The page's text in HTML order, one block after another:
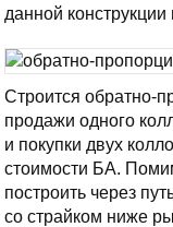
данной
Строится обратно-
продажи одного
и покупки двух
стоимости БА.
построить через
со страйком ниже